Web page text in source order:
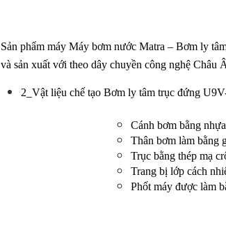
Sản phẩm máy Máy bơm nước Matra – Bơm ly
và sản xuất với theo dây chuyền công nghệ Châu
2_Vật liệu chế tạo Bơm ly tâm trục đứng
Cánh bơm bằng
Thân bơm làm bằng
Trục bằng thép mạ
Trang bị lớp cách
Phốt máy được làm